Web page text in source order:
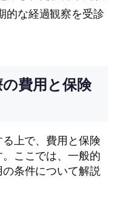
的な経過観察を受診
費用と保険
上で、費用と保険
ここでは、一般的
条件について解説